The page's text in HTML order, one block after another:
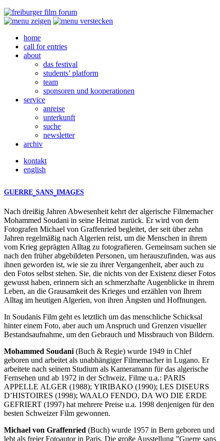
home
call for entries
about
das festival
students’ platform
team
sponsoren und kooperationen
service
anreise
unterkunft
suche
newsletter
archiv
kontakt
english
GUERRE SANS IMAGES
Nach dreißig Jahren Abwesenheit kehrt der algerische Filmemacher
Mohammed Soudani in seine Heimat zurück. Er wird von dem
Fotografen Michael von Graffenried begleitet, der seit über zehn
Jahren regelmäßig nach Algerien reist, um die Menschen in ihrem
vom Krieg geprägten Alltag zu fotografieren. Gemeinsam suchen sie
nach den früher abgebildeten Personen, um herauszufinden, was aus
ihnen geworden ist, wie sie zu ihrer Vergangenheit, aber auch zu
den Fotos selbst stehen. Sie, die nichts von der Existenz dieser Fotos
gewusst haben, erinnern sich an schmerzhafte Augenblicke in ihrem
Leben, an die Grausamkeit des Krieges und erzählen von Ihrem
Alltag im heutigen Algerien, von ihren Ängsten und Hoffnungen.
In Soudanis Film geht es letztlich um das menschliche Schicksal
hinter einem Foto, aber auch um Anspruch und Grenzen visueller
Bestandsaufnahme, um den Gebrauch und Missbrauch von Bildern.
Mohammed Soudani (Buch & Regie) wurde 1949 in Chlef
geboren und arbeitet als unabhängiger Filmemacher in Lugano. Er
arbeitete nach seinem Studium als Kameramann für das algerische
Fernsehen und ab 1972 in der Schweiz. Filme u.a.: PARIS
APPELLE ALGER (1988); YIRIBAKO (1990); LES DISEURS
D’HISTOIRES (1998); WAALO FENDO, DA WO DIE ERDE
GEFRIERT (1997) hat mehrere Preise u.a. 1998 denjenigen für den
besten Schweizer Film gewonnen.
Michael von Graffenried (Buch) wurde 1957 in Bern geboren und
lebt als freier Fotoautor in Paris. Die große Ausstellung ”Guerre sans